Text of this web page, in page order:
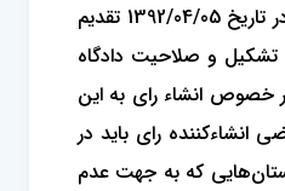
راجع به تشکیلات محاکم دادگستری و رسیدگی در آن محاکم از مصادیق موازین راجع به نظم عمومی و رعایت آنها الزامی است. دادخواست مطروحه در پرونده حاضر در تاریخ 1392/04/05 تقدیم
01 و لازم‌الاجراء از تاریخ 1392/02/07، معین است که در زمینه تشکیل و صلاحیت دادگاه
و قاضی مشاور زن (در صورت تعذر مشاور مرد) مقرر گردیده (ماده 2 آن قانون) و در خصوص انشاء رای به این
رای باید در
مستقر در حوزه قضایی شهرستان‌هایی که به جهت عدم